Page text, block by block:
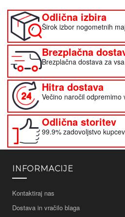
Odlična izbira
Širok izbor nogometnih
Brezplačna
Brezplačna dostava za
Hitra dostava
Večino naročil odpremimo
Odlična storitev
99.9% zadovoljstvo kupcev
INFORMACIJE
Kontaktiraj nas
Dostava in vračilo blaga